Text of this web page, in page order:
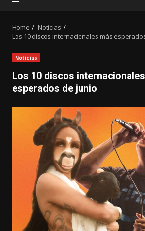
Home
Noticias
Los 10 discos internacionales más
Noticias
Los 10 discos
esperados de junio